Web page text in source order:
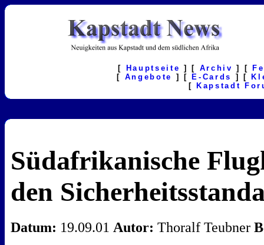
[ Hauptseite ] [ Archiv ] [
[ Angebote ] [ E-Cards ] [
[
Kapstadt
Südafrikanische
den
Datum: 19.09.01 Autor: Thoralf Teubner